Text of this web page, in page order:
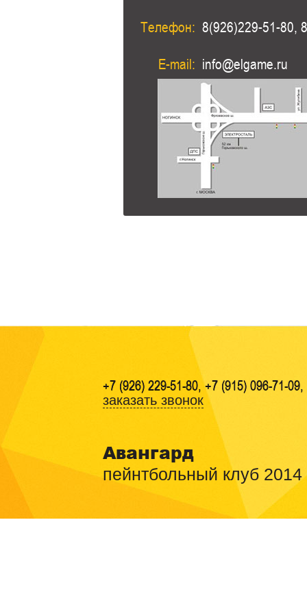
Телефон: 8(926)229-51-80,
E-mail: info@elgame.ru
+7 (926) 229-51-80, +7 (915) 096-71-
заказать звонок
Авангард
пейнтбольный клуб 2014